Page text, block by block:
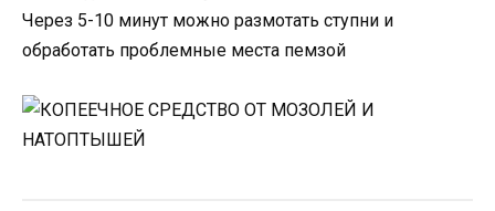
Через 5-10 минут можно размотать ступни и
обработать проблемные места пемзой